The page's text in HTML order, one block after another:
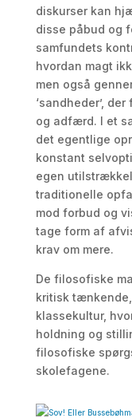
diskurser kan
disse påbud og
samfundets
hvordan magt
men også
‘sandheder’,
og adfærd. I et
det egentlige
konstant
egen
traditionelle
mod forbud og
tage form af
krav om mere.
De filosofiske
kritisk
klassekultur,
holdning og
filosofiske
skolefagene.